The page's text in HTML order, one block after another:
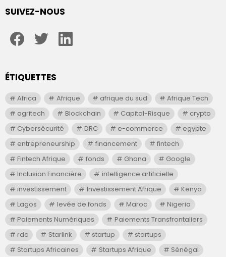
SUIVEZ-NOUS
ÉTIQUETTES
Africa Afrique afrique du sud
Afrique Tech
agritech
Blockchain Capital-Risque
crypto
Cybersécurité
DRC e-commerce
egypte
entrepreneurship
financement
fintech
Fintech Afrique
fonds Ghana
Google
Inclusion Financière
intelligence artificielle
investissement
Investissement Afrique
Kenya
Lagos
levée de fonds Maroc
Nigeria
Paiements Numériques
Paiements Transfrontaliers
rdc
Starlink startup
startups
Startups Africaines
Startups Afrique Sénégal